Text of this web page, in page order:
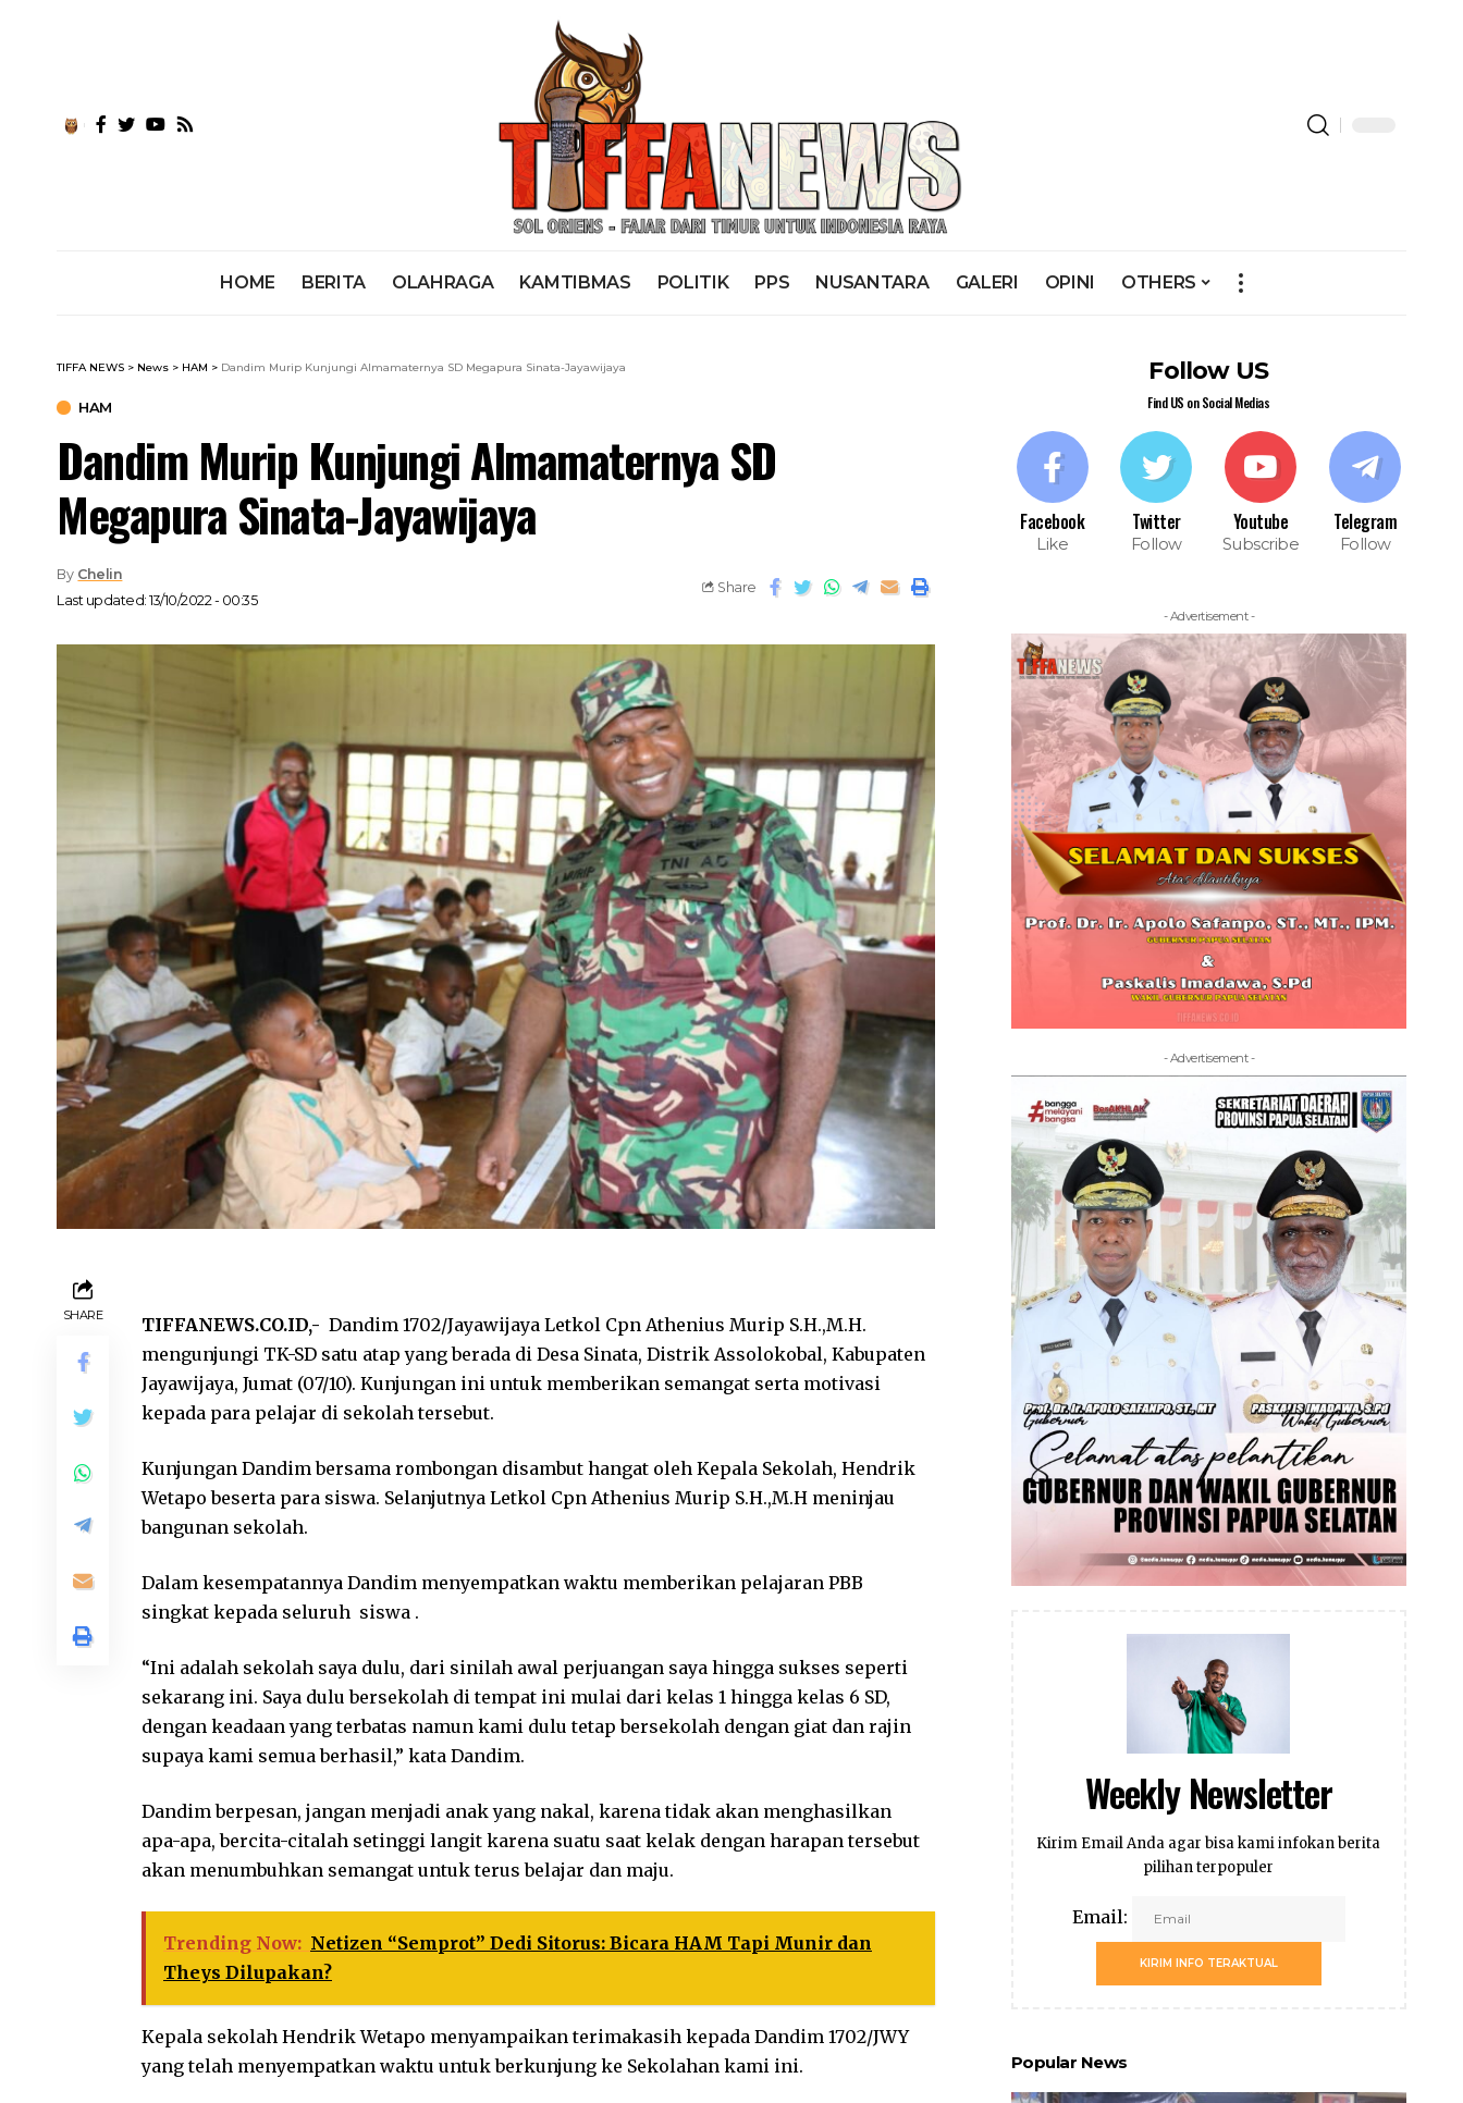
HOME BERITA OLAHRAGA KAMTIBMAS POLITIK PPS NUSANTARA GALERI OPINI OTHERS
TIFFA NEWS > News > HAM > Dandim Murip Kunjungi Almamaternya SD Megapura Sinata-Jayawijaya
HAM
Dandim Murip Kunjungi Almamaternya SD
Megapura Sinata-Jayawijaya
Last updated: 13/10/2022 - 00:35
By Chelin
Share
SHARE TIFFANEWS.CO.ID,- Dandim 1702/Jayawijaya Letkol Cpn Athenius Murip S.H.,M.H.
mengunjungi TK-SD satu atap yang berada di Desa Sinata, Distrik Assolokobal, Kabupaten
Jayawijaya, Jumat (07/10). Kunjungan ini untuk memberikan semangat serta motivasi
kepada para pelajar di sekolah tersebut.
Kunjungan Dandim bersama rombongan disambut hangat oleh Kepala Sekolah, Hendrik
Wetapo beserta para siswa. Selanjutnya Letkol Cpn Athenius Murip S.H.,M.H meninjau
bangunan sekolah.
Dalam kesempatannya Dandim menyempatkan waktu memberikan pelajaran PBB
singkat kepada seluruh siswa .
“Ini adalah sekolah saya dulu, dari sinilah awal perjuangan saya hingga sukses seperti
sekarang ini. Saya dulu bersekolah di tempat ini mulai dari kelas 1 hingga kelas 6 SD,
dengan keadaan yang terbatas namun kami dulu tetap bersekolah dengan giat dan rajin
supaya kami semua berhasil,” kata Dandim.
Dandim berpesan, jangan menjadi anak yang nakal, karena tidak akan menghasilkan
apa-apa, bercita-citalah setinggi langit karena suatu saat kelak dengan harapan tersebut
akan menumbuhkan semangat untuk terus belajar dan maju.
Trending Now: Netizen “Semprot” Dedi Sitorus: Bicara HAM Tapi Munir dan
Theys Dilupakan?
Kepala sekolah Hendrik Wetapo menyampaikan terimakasih kepada Dandim 1702/JWY
yang telah menyempatkan waktu untuk berkunjung ke Sekolahan kami ini.
Follow US
Find US on Social Medias
Facebook
Like
Twitter
Follow
Youtube
Subscribe
Telegram
Follow
- Advertisement -
- Advertisement -
Weekly Newsletter
Kirim Email Anda agar bisa kami infokan berita
pilihan terpopuler
Email:
KIRIM INFO TERAKTUAL
Popular News